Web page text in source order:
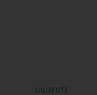
SIGUIENTE